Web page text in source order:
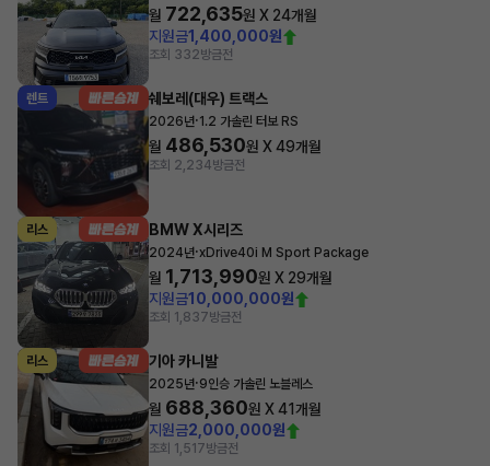
월 722,635원 X 24개월
지원금1,400,000원
조회 332방금전
렌트 쉐보레(대우) 트랙스
2026년·1.2 가솔린 터보 RS
월 486,530원 X49개월
조회 2,234방금전
리스 BMW X시리즈
2024년·xDrive40i M Sport Package
월 1,713,990원 X 29개월
지원금10,000,000원
조회 1,837방금전
리스 기아 카니발
2025년·9인승 가솔린 노블레스
월 688,360원 X41개월
지원금2,000,000원
조회 1,517방금전